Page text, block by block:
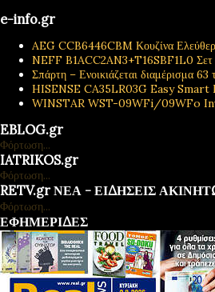
e-info.gr
AEG CCB6446CBM Κουζίνα
NEFF B1ACC2AN3+T16SBF1L0 Σετ
Σπάρτη – Ενοικιάζεται διαμέρισμα 63
HISENSE CA35LR03G Easy Smart
WINSTAR WST-09WFi/09WFo
EBLOG.gr
Φόρτωση...
IATRIKOS.gr
Φόρτωση...
RETV.gr ΝΕΑ - ΕΙΔΗΣΕΙΣ
Φόρτωση...
ΕΦΗΜΕΡΙΔΕΣ